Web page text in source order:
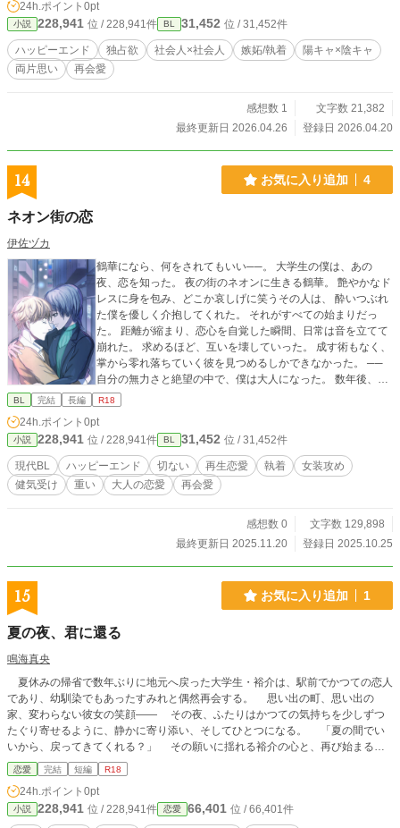
24h.ポイント 0pt
小説 228,941 位 / 228,941件 BL 31,452 位 / 31,452件
ハッピーエンド 独占欲 社会人×社会人 嫉妬/執着
陽キャ×陰キャ
両片思い
再会愛
感想数 1
文字数 21,382
最終更新日 2026.04.26
登録日 2026.04.20
14 お気に入り追加 4
ネオン街の恋
伊佐ヅカ
鶴華になら、何をされてもいい──。 大学生の僕は、あの
夜、恋を知った。 夜の街のネオンに生きる鶴華。 艶やかなド
レスに身を包み、どこか哀しげに笑うその人は、 酔いつぶれ
た僕を優しく介抱してくれた。 それがすべての始まりだっ
た。 距離が縮まり、恋心を自覚した瞬間、日常は音を立てて
崩れた。 求めるほど、互いを壊していった。 成す術もなく、
掌から零れ落ちていく彼を見つめるしかできなかった。 ──
自分の無力さと絶望の中で、僕は大人になった。 数年後、区
役所職員となった僕は、再び鶴華と出会う。 今度は、ホーム
さを失い、それでも必死に立ち上がろうとする彼だった。 再
び芽吹く恋心に、薬と暴力という現実が立ちはだかる。 それ
でも信じている。 もう一度、彼を愛せると。 もう一度、二人
で歩けると。 僕たちが見つけたのは、支配ではなく、寄り添
う愛。 繊細な二人が、互いの傷を映し合うように愛し合う物
ださい。 ※実在の地名・団体名が登場しますが、すべてフィ
BL 完結 長編 R18
24h.ポイント 0pt
小説 228,941 位 / 228,941件 BL 31,452 位 / 31,452件
現代BL ハッピーエンド 切ない 再生恋愛 執着
女装攻め
健気受け
重い 大人の恋愛 再会愛
感想数 0
文字数 129,898
最終更新日 2025.11.20
登録日 2025.10.25
15 お気に入り追加 1
夏の夜、君に還る
鳴海真央
夏休みの帰省で数年ぶりに地元へ戻った大学生・裕介は、駅前でかつての恋人
であり、幼馴染でもあったすみれと偶然再会する。 思い出の町、思い出の
家、変わらない彼女の笑顔―― その夜、ふたりはかつての気持ちを少しずつ
たぐり寄せるように、静かに寄り添い、そしてひとつになる。 「夏の間でい
いから、戻ってきてくれる？」 その願いに揺れる裕介の心と、再び始まるふ
たりの関係を描いた、切なくもやさしい再会の物語。
恋愛 完結 短編 R18
24h.ポイント 0pt
小説 228,941 位 / 228,941件 恋愛 66,401 位 / 66,401件